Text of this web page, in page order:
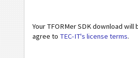
Your TFORMer SDK download will
agree to TEC-IT's license terms.